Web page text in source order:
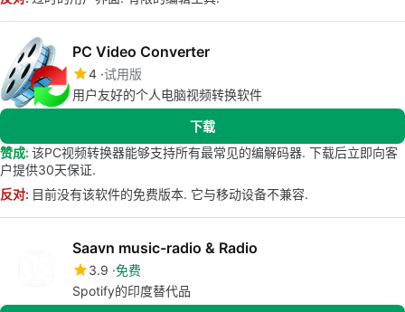
PC Video Converter
4 试用版
用户友好的个人电脑视频转换软件
下载
赞成: 该PC视频转换器能够支持所有最常见的编解码器. 下载后立即向客
户提供30天保证.
反对: 目前没有该软件的免费版本. 它与移动设备不兼容.
Saavn music-radio & Radio
3.9 免费
Spotify的印度替代品